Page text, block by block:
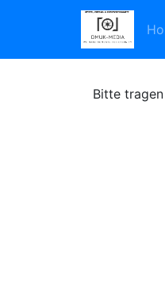
Bitte